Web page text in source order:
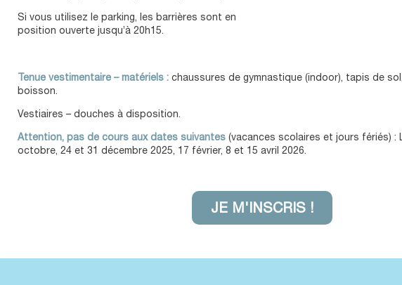
Si vous utilisez le parking, les barrières sont en
position ouverte jusqu’à 20h15.
Tenue vestimentaire – matériels :chaussures de gymnastique (indoor), tapis de
boisson.
Vestiaires – douches à disposition.
Attention, pas de cours aux dates suivantes(vacances scolaires et jours fériés) :
octobre, 24 et 31 décembre 2025, 17 février, 8 et 15 avril 2026.
JE M'INSCRIS !